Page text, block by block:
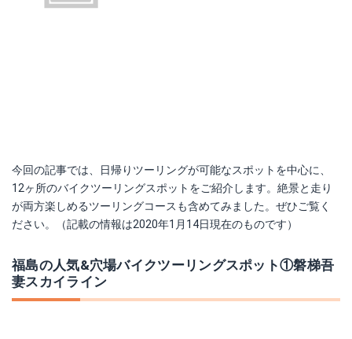
今回の記事では、日帰りツーリングが可能なスポットを中心に、
12ヶ所のバイクツーリングスポットをご紹介します。絶景と走り
が両方楽しめるツーリングコースも含めてみました。ぜひご覧く
ださい。（記載の情報は2020年1月14日現在のものです）
福島の人気&穴場バイクツーリングスポット①磐梯吾
妻スカイライン